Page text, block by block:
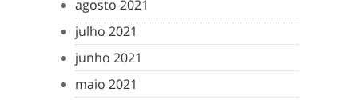
agosto 2021
julho 2021
junho 2021
maio 2021